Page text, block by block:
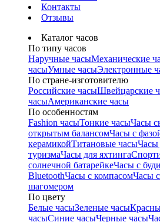
Контакты
Отзывы
Каталог часов
По типу часов
Наручные часыМеханические
часыУмные часыЭлектронные
По стране-изготовителю
Российские часыШвейцарские
часыАмериканские часы
По особенностям
Fashion часыТонкие часыЧасы
открытым балансомЧасы с
керамикойТитановые часыЧасы
туризмаЧасы для яхтинга
солнечной батарейкеЧасы с
BluetoothЧасы с компасомЧасы
шагомером
По цвету
Белые часыЗеленые часы
часыСиние часыЧерные часы